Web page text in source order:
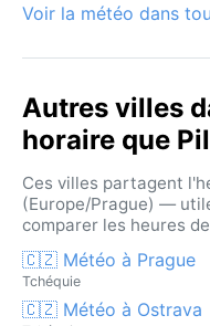
Voir la météo dans
Autres villes
horaire que
Ces villes partagent
(Europe/Prague) —
comparer les heures
🇨🇿 Météo à Prague
Tchéquie
🇨🇿 Météo à Ostrava